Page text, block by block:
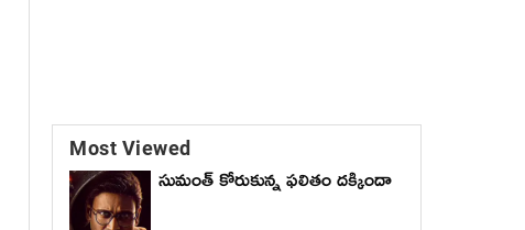
Most Viewed
సుమంత్ కోరుకున్న ఫలితం దక్కిందా